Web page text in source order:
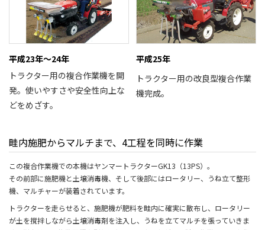
平成23年～24年
トラクター用の複合作業機を開
発。使いやすさや安全性向上な
どをめざす。
平成25年
トラクター用の改良型複合作業
機完成。
畦内施肥からマルチまで、4工程を同時に作業
この複合作業機での本機はヤンマートラクターGK13（13PS）。
その前部に施肥機と土壌消毒機、そして後部にはロータリー、うね立て整形
機、マルチャーが装着されています。
トラクターを走らせると、施肥機が肥料を畦内に確実に散布し、ロータリー
が土を撹拌しながら土壌消毒剤を注入し、うねを立てマルチを張っていきま